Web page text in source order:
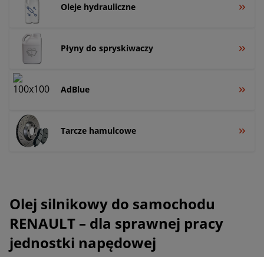
Oleje hydrauliczne
Płyny do spryskiwaczy
AdBlue
Tarcze hamulcowe
Olej silnikowy do samochodu
RENAULT – dla sprawnej pracy
jednostki napędowej